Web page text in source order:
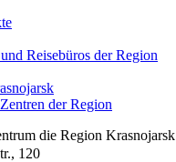
Reisebüros der Region
der Region
die Region Krasnojarsk
120